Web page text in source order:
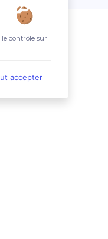
le contrôle sur
accepter